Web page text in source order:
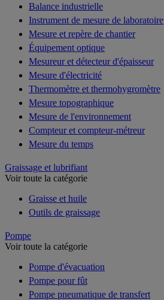
Balance industrielle
Instrument de mesure de laboratoire
Mesure et repère de chantier
Équipement optique
Mesureur et détecteur d'épaisseur
Mesure d'électricité
Thermomètre et thermohygromètre
Mesure topographique
Mesure de l'environnement
Compteur et compteur-métreur
Mesure du temps
Graissage et lubrifiant
Voir toute la catégorie
Graisse et huile
Outils de graissage
Pompe
Voir toute la catégorie
Pompe d'évacuation
Pompe pour fût
Pompe pneumatique de transfert